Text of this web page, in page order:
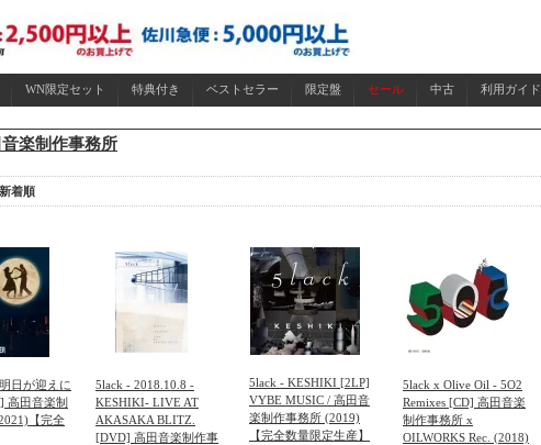
WN限定セット 特典付き ベストセラー 限定盤 セール 中古 利用ガイド
楽制作事務所
新着順
日が迎えに
高田音楽制
【完全
5lack - 2018.10.8 -
KESHIKI- LIVE AT
AKASAKA BLITZ.
[DVD] 高田音楽制作事
5lack - KESHIKI [2LP]
VYBE MUSIC / 高田音
楽制作事務所 (2019)
【完全数量限定生産】
5lack x Olive Oil - 5O2
Remixes [CD] 高田音楽
制作事務所 x
OILWORKS Rec. (2018)